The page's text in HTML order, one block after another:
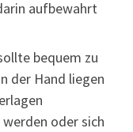
aufbewahrt
bequem zu
der Hand liegen
oder sich